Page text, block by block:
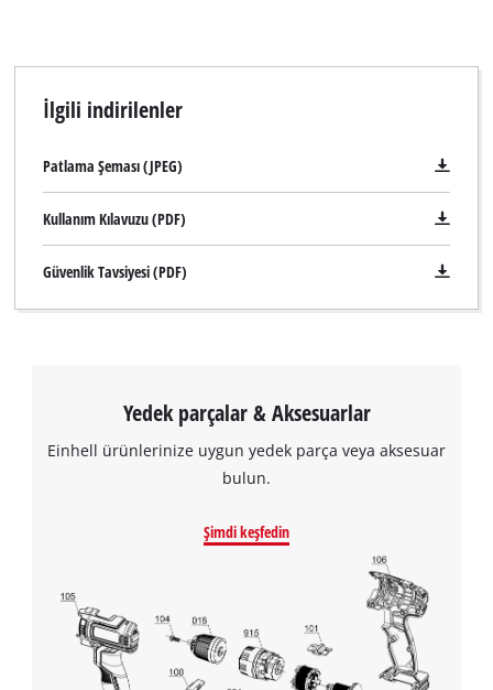
İlgili indirilenler
Patlama Şeması (JPEG)
Kullanım Kılavuzu (PDF)
Güvenlik Tavsiyesi (PDF)
Yedek parçalar & Aksesuarlar
Einhell ürünlerinize uygun yedek parça veya aksesuar
bulun.
Şimdi keşfedin